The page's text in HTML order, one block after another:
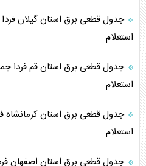
استعلام
استعلام
استعلام